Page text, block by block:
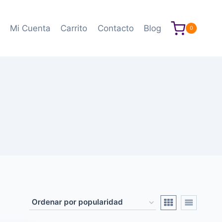
Mi Cuenta Carrito Contacto Blog 0